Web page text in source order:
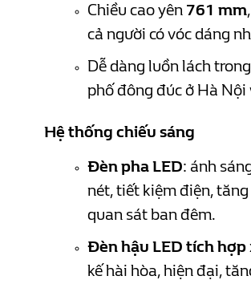
Chiều cao yên 761 mm
cả người có vóc dáng
Dễ dàng luồn lách
phố đông đúc ở Hà Nội
Hệ thống chiếu sáng
Đèn pha LED: ánh
nét, tiết kiệm điện,
quan sát ban đêm.
Đèn hậu LED tích hợp
kế hài hòa, hiện đại,